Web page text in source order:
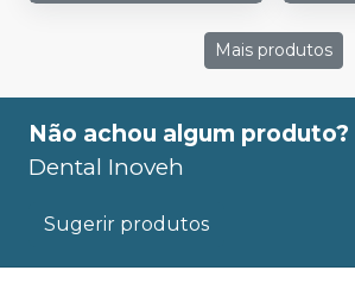
Mais produtos
Não achou algum produto?
Dental Inoveh
Sugerir produtos